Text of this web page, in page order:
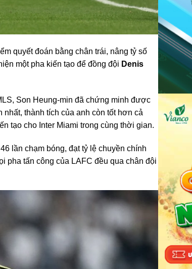
quyết đoán bằng chân trái, nâng tỷ số
một pha kiến tạo để đồng đội Denis
Son Heung-min đã chứng minh được
thành tích của anh còn tốt hơn cả
tạo cho Inter Miami trong cùng thời gian.
lần chạm bóng, đạt tỷ lệ chuyền chính
pha tấn công của LAFC đều qua chân đội